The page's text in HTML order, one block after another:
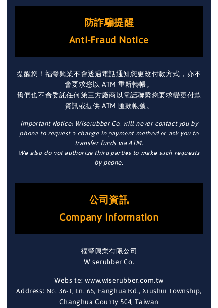
防詐騙提醒
Anti-Fraud Notice
提醒您！福瑩興業不會透過電話通知您更改付款方式，亦不
會要求您以 ATM 重新轉帳。
我們也不會委託任何第三方廠商以電話聯繫您要求變更付款
資訊或提供 ATM 匯款帳號。
Important Notice! Wiserubber Co. will never contact you by
phone to request a change in payment method or ask you to
transfer funds via ATM.
We also do not authorize third parties to make such requests
by phone.
公司資訊
Company Information
福瑩興業有限公司
Wiserubber Co.
Website: www.wiserubber.com.tw
Address: No. 36-1, Ln. 66, Fanghua Rd., Xiushui Township,
Changhua County 504, Taiwan